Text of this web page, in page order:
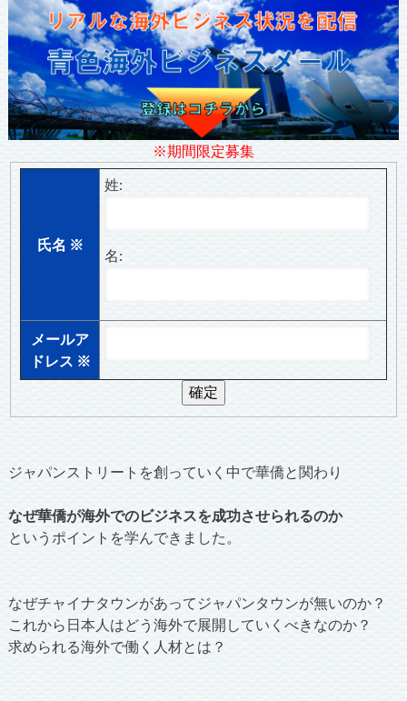
※期間限定募集
氏名 ※
姓:
名:
メールア
ドレス ※
ジャパンストリートを創っていく中で華僑と関わり
なぜ華僑が海外でのビジネスを成功させられるのか
というポイントを学んできました。
なぜチャイナタウンがあってジャパンタウンが無いのか？
これから日本人はどう海外で展開していくべきなのか？
求められる海外で働く人材とは？